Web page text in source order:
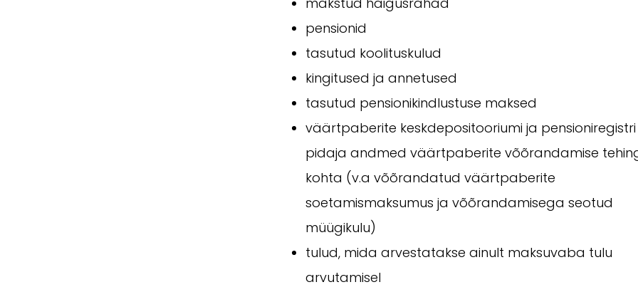
pensionid
tasutud koolituskulud
kingitused ja annetused
tasutud pensionikindlustuse maksed
väärtpaberite keskdepositooriumi ja pensioniregistri
pidaja andmed väärtpaberite võõrandamise
kohta (v.a võõrandatud väärtpaberite
soetamismaksumus ja võõrandamisega seotud
müügikulu)
tulud, mida arvestatakse ainult maksuvaba tulu
arvutamisel